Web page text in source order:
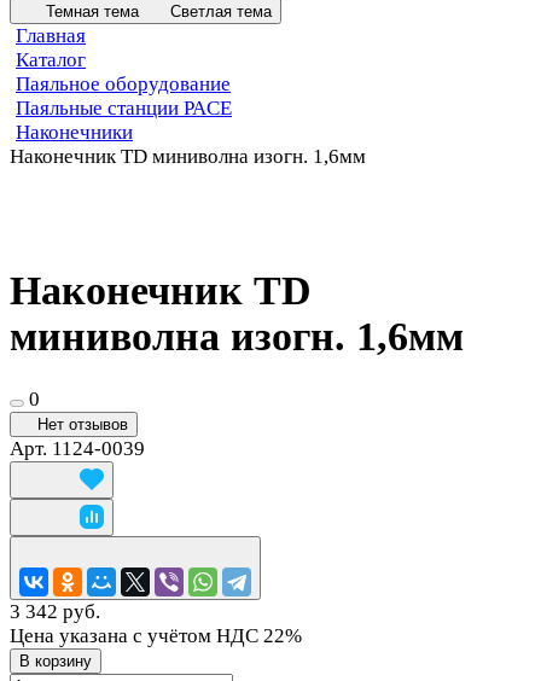
Темная тема Светлая тема
Главная
Каталог
Паяльное оборудование
Паяльные станции PACE
Наконечники
Наконечник TD миниволна изогн. 1,6мм
Наконечник TD
миниволна изогн. 1,6мм
0
Нет отзывов
Арт. 1124-0039
3 342 руб.
Цена указана с учётом НДС 22%
В корзину